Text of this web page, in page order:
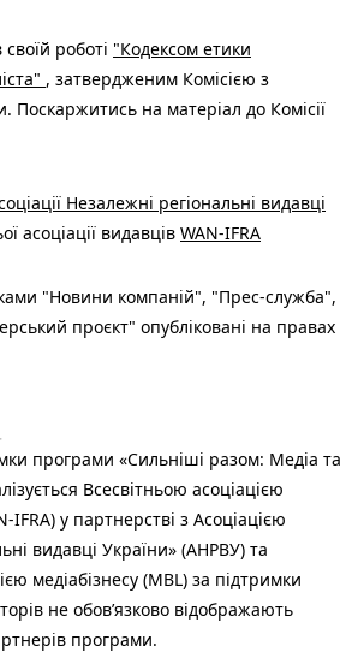
роботі "Кодексом етики
, затвердженим Комісією з
Поскаржитись на матеріал до Комісії
Незалежні регіональні видавці
асоціації видавців WAN-IFRA
"Новини компаній", "Прес-служба",
проєкт" опубліковані на правах
програми «Сильніші разом: Медіа та
Всесвітньою асоціацією
IFRA) у партнерстві з Асоціацією
видавці України» (АНРВУ) та
медіабізнесу (MBL) за підтримки
не обов’язково відображають
програми.